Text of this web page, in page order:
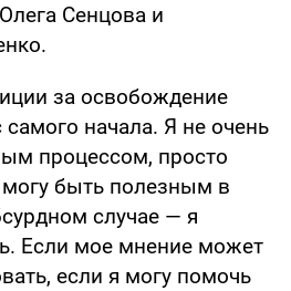
Сенцова и
за освобождение
самого начала. Я не очень
процессом, просто
быть полезным в
случае — я
Если мое мнение может
если я могу помочь